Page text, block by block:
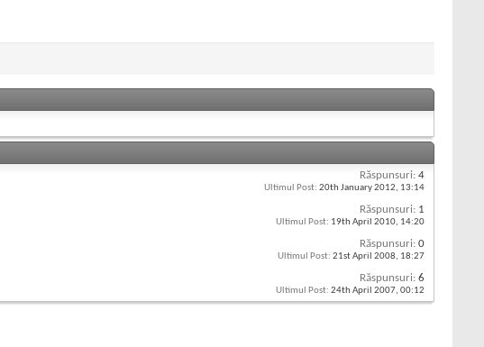
Răspunsuri: 4
Ultimul Post: 20th January 2012, 13:14
Răspunsuri: 1
Ultimul Post: 19th April 2010, 14:20
Răspunsuri: 0
Ultimul Post: 21st April 2008, 18:27
Răspunsuri: 6
Ultimul Post: 24th April 2007, 00:12